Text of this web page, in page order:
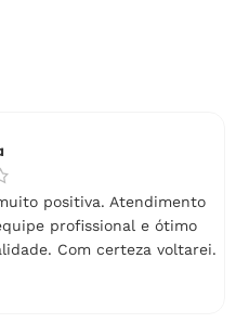
positiva. Atendimento
profissional e ótimo
Com certeza voltarei.